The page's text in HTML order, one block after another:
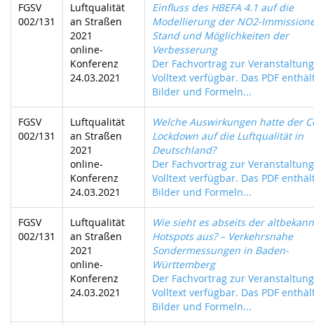
FGSV
002/131
Luftqualität
an Straßen
2021
online-
Konferenz
24.03.2021
Einfluss des HBEFA 4.1 auf die
Modellierung der NO2-
Stand und Möglichkeiten der
Verbesserung
Der Fachvortrag zur
Volltext verfügbar. Das PDF
Bilder und Formeln...
FGSV
002/131
Luftqualität
an Straßen
2021
online-
Konferenz
24.03.2021
Welche Auswirkungen hatte der
Lockdown auf die Luftqualität in
Deutschland?
Der Fachvortrag zur
Volltext verfügbar. Das PDF
Bilder und Formeln...
FGSV
002/131
Luftqualität
an Straßen
2021
online-
Konferenz
24.03.2021
Wie sieht es abseits der
Hotspots aus? – Verkehrsnahe
Sondermessungen in Baden-
Württemberg
Der Fachvortrag zur
Volltext verfügbar. Das PDF
Bilder und Formeln...